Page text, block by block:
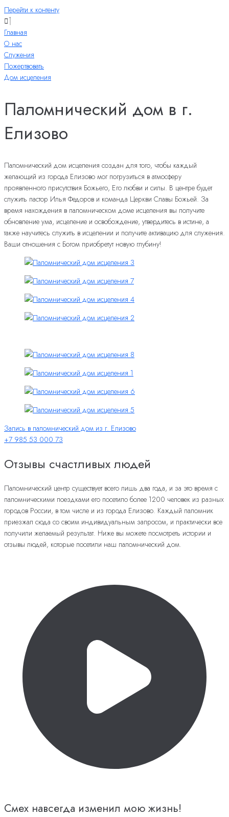
Перейти к контенту
Главная
О нас
Служения
Пожертвовать
Дом исцеления
Паломнический дом в г.
Елизово
Паломнический дом исцеления создан для того, чтобы каждый
желающий из города Елизово мог погрузиться в атмосферу
проявленного присутствия Божьего, Его любви и силы. В центре будет
служить пастор Илья Федоров и команда Церкви Славы Божьей. За
время нахождения в паломническом доме исцеления вы получите
обновление ума, исцеление и освобождение, утвердитесь в истине, а
также научитесь служить в исцелении и получите активацию для служения.
Ваши отношения с Богом приобретут новую глубину!
Запись в паломнический дом из г. Елизово
+7 985 53 000 73
Отзывы счастливых людей
Паломнический центр существует всего лишь два года, и за это время с
паломническими поездками его посетило более 1200 человек из разных
городов России, в том числе и из города Елизово. Каждый паломник
приезжал сюда со своим индивидуальным запросом, и практически все
получили желаемый результат. Ниже вы можете посмотреть истории и
отзывы людей, которые посетили наш паломнический дом.
Смех навсегда изменил мою жизнь!